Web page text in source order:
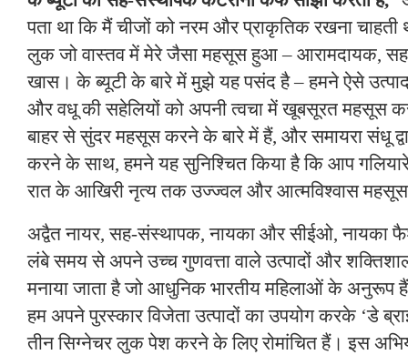
पता था कि मैं चीजों को नरम और प्राकृतिक रखना
लुक जो वास्तव में मेरे जैसा महसूस हुआ – आरामदायक,
खास। के ब्यूटी के बारे में मुझे यह पसंद है – हमने ऐसे उत्पाद
और वधू की सहेलियों को अपनी त्वचा में खूबसूरत महसूस
बाहर से सुंदर महसूस करने के बारे में हैं, और समायरा संधू
करने के साथ, हमने यह सुनिश्चित किया है कि आप
रात के आखिरी नृत्य तक उज्ज्वल और आत्मविश्वास
अद्वैत नायर, सह-संस्थापक, नायका और सीईओ, नायका
लंबे समय से अपने उच्च गुणवत्ता वाले उत्पादों और
मनाया जाता है जो आधुनिक भारतीय महिलाओं के अनुरूप
हम अपने पुरस्कार विजेता उत्पादों का उपयोग करके ‘डे
तीन सिग्नेचर लुक पेश करने के लिए रोमांचित हैं। इस